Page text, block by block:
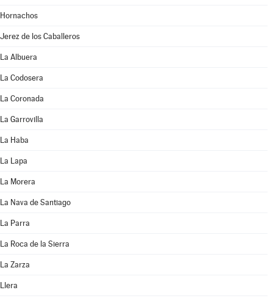
Hornachos
Jerez de los Caballeros
La Albuera
La Codosera
La Coronada
La Garrovilla
La Haba
La Lapa
La Morera
La Nava de Santiago
La Parra
La Roca de la Sierra
La Zarza
Llera